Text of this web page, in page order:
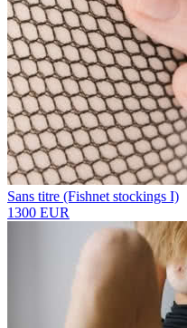
Sans titre (Fishnet stockings I)
1300 EUR